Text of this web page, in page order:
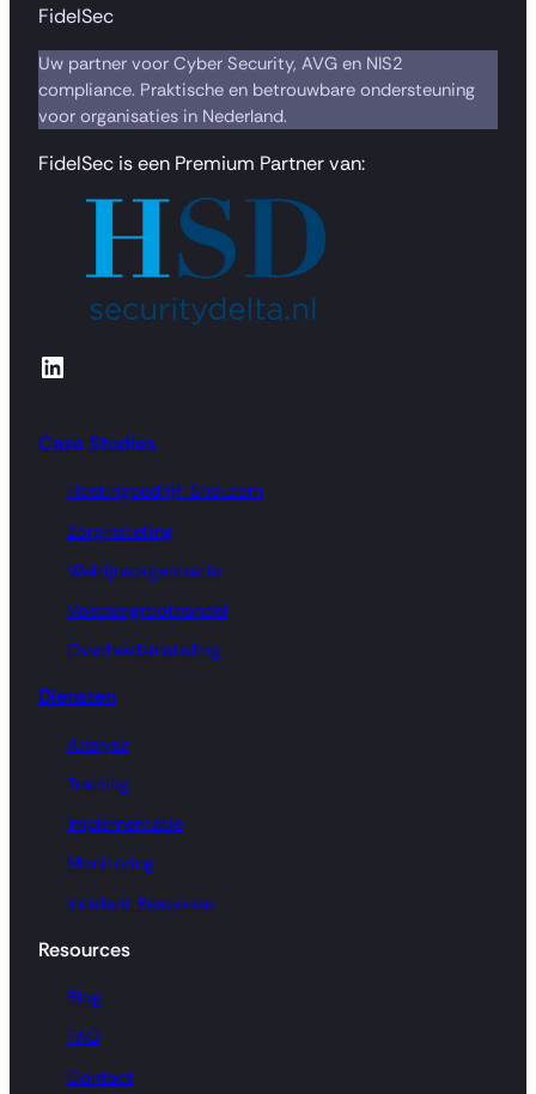
FidelSec
Uw partner voor Cyber Security, AVG en NIS2
compliance. Praktische en betrouwbare ondersteuning
voor organisaties in Nederland.
FidelSec is een Premium Partner van:
LinkedIn
Case Studies
Hostingbedrijf: Snel.com
Zorginstelling
Welzijnsorganisatie
Voedselgroothandel
Overheidsinstelling
Diensten
Analyse
Training
Implementatie
Monitoring
Incident Response
Resources
Blog
FAQ
Contact